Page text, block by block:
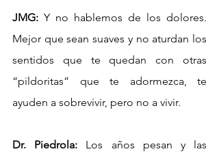
JMG: Y no hablemos de los dolores.
Mejor que sean suaves y no aturdan los
sentidos que te quedan con otras
“pildoritas” que te adormezca, te
ayuden a sobrevivir, pero no a vivir.
Dr. Piedrola: Los años pesan y las